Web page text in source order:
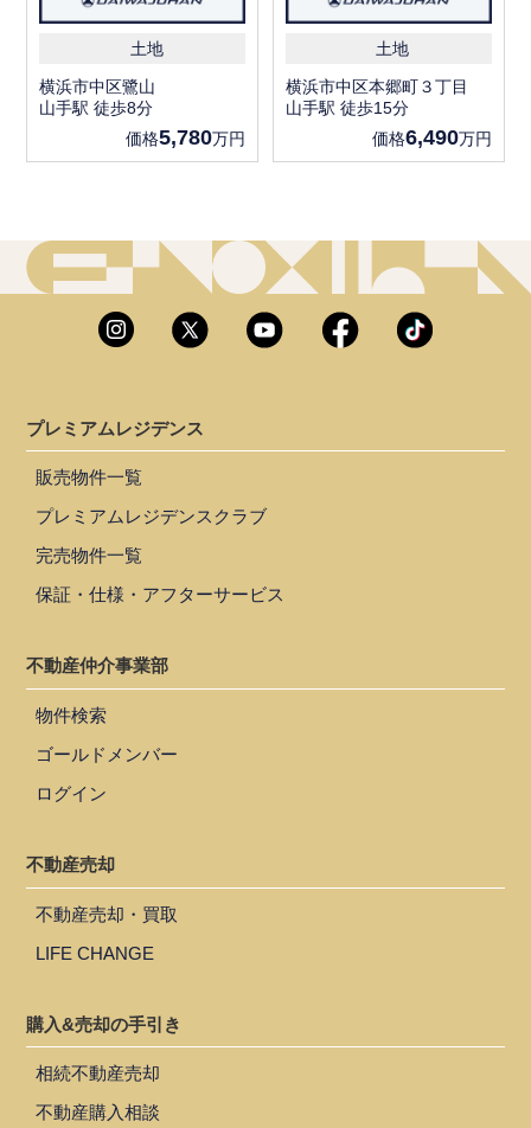
土地
横浜市中区鷺山
山手駅 徒歩8分
価格5,780万円
土地
横浜市中区本郷町３丁目
山手駅 徒歩15分
価格6,490万円
プレミアムレジデンス
販売物件一覧
プレミアムレジデンスクラブ
完売物件一覧
保証・仕様・アフターサービス
不動産仲介事業部
物件検索
ゴールドメンバー
ログイン
不動産売却
不動産売却・買取
LIFE CHANGE
購入&売却の手引き
相続不動産売却
不動産購入相談